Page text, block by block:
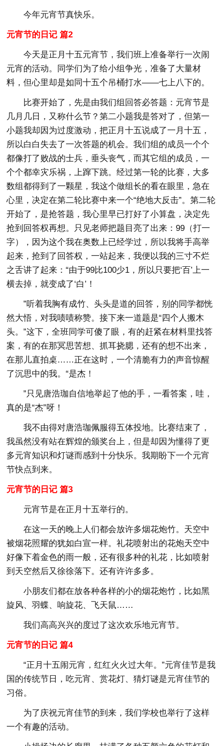
今年元宵节真快乐。
元宵节的日记 篇2
今天是正月十五元宵节，我们班上准备举行一次闹
元宵的活动。同学们为了给小组争光，准备了大量材
料，但心里却是如同十五个吊桶打水——七上八下的。
比赛开始了，先是由我们组回答必答题：元宵节是
几月几日，又称什么节？第二小题我是答对了，但第一
小题我却因为过度激动，把正月十五说成了一月十五，
所以白白失去了一次答题的机会。我们组的成员一个个
都像打了败战的士兵，垂头丧气，而其它组的成员，一
个个都幸灾乐祸，上蹿下跳。经过第一轮的比赛，大多
数组都得到了一颗星，我这个做组长的看在眼里，急在
心里，决定在第二轮比赛中来一个“绝地大反击”。第二轮
开始了，是抢答题，我心里早已打好了小算盘，决定先
抢到回答权再想。只见老师把题目亮了出来：99（打一
字），因为这个我在奥数上已经学过，所以我将手高举
起来，抢到了回答权，一站起来，我便以我的三寸不烂
之舌讲了起来：“由于99比100少1，所以只要把‘百’上一
横去掉，就变成了‘白’！
”听着我胸有成竹、头头是道的回答，别的同学都恍
然大悟，对我啧啧称赞。接下来一道题是“四个人搬木
头。”这下，全班同学可傻了眼，有的赶紧在材料里找答
案，有的在那冥思苦想、抓耳挠腮，还有的想不出来，
在那儿直拍桌……正在这时，一个清脆有力的声音惊醒
了沉思中的我。“是杰！
”只见唐浩珈自信地举起了他的手，一看答案，哇，
真的是“杰”呀！
我不由得对唐浩珈佩服得五体投地。比赛结束了，
我虽然没有站在辉煌的颁奖台上，但是却因为懂得了更
多元宵知识和灯谜而感到十分快乐。我期盼下一个元宵
节快点到来。
元宵节的日记 篇3
元宵节是在正月十五举行的。
在这一天的晚上人们都会放许多烟花炮竹。天空中
被烟花照耀的犹如白宣一样。礼花喷射出的花炮天空中
好像下着金色的雨一般，还有很多种的礼花，比如喷射
到天空然后又徐徐落下。还有许许多多。
小朋友们都在放各种各样的小的烟花炮竹，比如黑
旋风、羽蝶、响旋花、飞天鼠……
我们高高兴兴的度过了这次欢乐地元宵节。
元宵节的日记 篇4
“正月十五闹元宵，红红火火过大年。”元宵佳节是我
国的传统节日，吃元宵、赏花灯、猜灯谜是元宵佳节的
习俗。
为了庆祝元宵佳节的到来，我们学校也举行了这样
一个有趣的活动。